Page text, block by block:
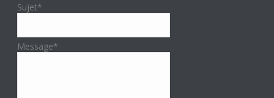
Sujet*
Message*